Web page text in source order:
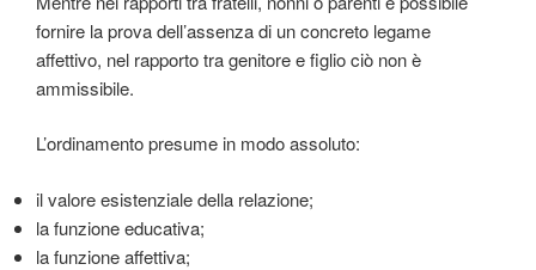
fornire la prova dell’assenza di un concreto legame
affettivo, nel rapporto tra genitore e figlio ciò non è
ammissibile.
L’ordinamento presume in modo assoluto:
il valore esistenziale della relazione;
la funzione educativa;
la funzione affettiva;